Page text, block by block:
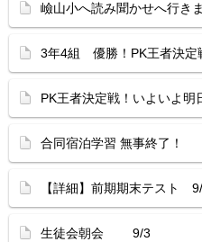
嶮山小へ読み聞かせへ行
3年4組 優勝！PK王者決
PK王者決定戦！いよいよ
合同宿泊学習 無事終了！
【詳細】前期期末テスト
生徒会朝会 9/3